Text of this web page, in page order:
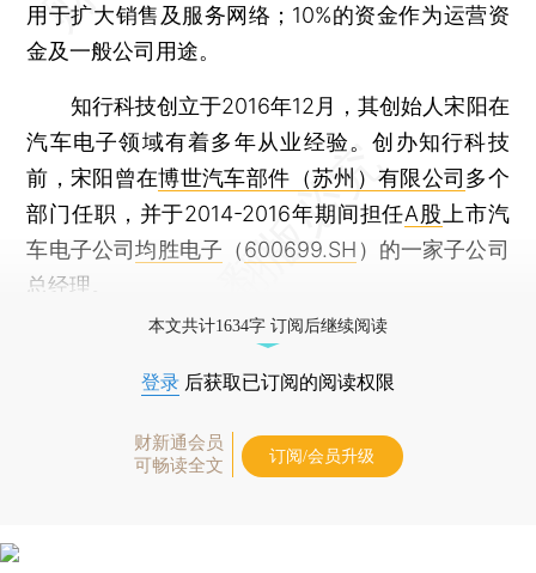
用于扩大销售及服务网络；10%的资金作为运营资
金及一般公司用途。
知行科技创立于2016年12月，其创始人宋阳在
汽车电子领域有着多年从业经验。创办知行科技
前，宋阳曾在博世汽车部件（苏州）有限公司 多个
部门任职，并于2014-2016年期间担任A股 上市汽
车电子公司均胜电子 （600699.SH ）的一家子公司
总经理。
本文共计1634字 订阅后继续阅读
登录 后获取已订阅的阅读权限
财新通会员
可畅读全文
订阅/会员升级